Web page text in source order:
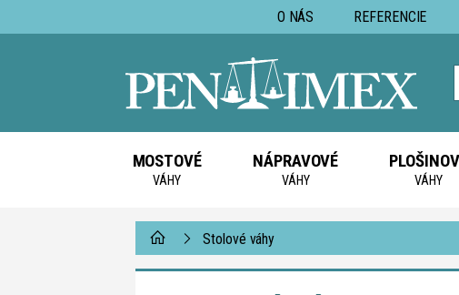
O NÁS REFERENCIE
MOSTOVÉ
VÁHY
NÁPRAVOVÉ
VÁHY VÁHY
Stolové váhy